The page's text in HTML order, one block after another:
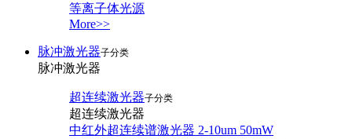
等离子体光源
More>>
脉冲激光器子分类
脉冲激光器
超连续激光器子分类
超连续激光器
中红外超连续谱激光器 2-10um 50mW